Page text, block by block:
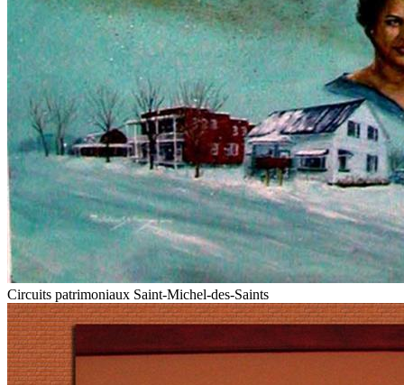
Circuits patrimoniaux Saint-Michel-des-Saints